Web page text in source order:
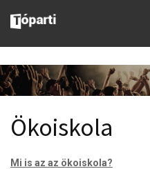
Ökoiskola
Mi is az az ökoiskola?